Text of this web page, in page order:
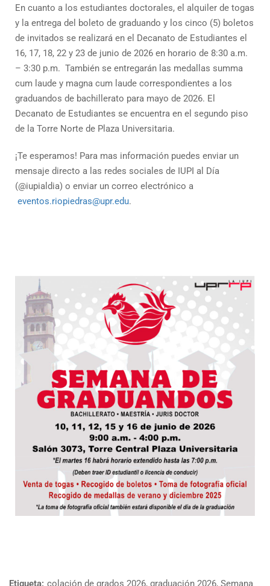
En cuanto a los estudiantes doctorales, el alquiler de togas
y la entrega del boleto de graduando y los cinco (5) boletos
de invitados se realizará en el Decanato de Estudiantes el
16, 17, 18, 22 y 23 de junio de 2026 en horario de 8:30 a.m.
– 3:30 p.m. También se entregarán las medallas summa
cum laude y magna cum laude correspondientes a los
graduandos de bachillerato para mayo de 2026. El
Decanato de Estudiantes se encuentra en el segundo piso
de la Torre Norte de Plaza Universitaria.
¡Te esperamos! Para mas información puedes enviar un
mensaje directo a las redes sociales de IUPI al Día
(@iupialdia) o enviar un correo electrónico a
eventos.riopiedras@upr.edu.
Etiqueta: colación de grados 2026, graduación 2026, Semana